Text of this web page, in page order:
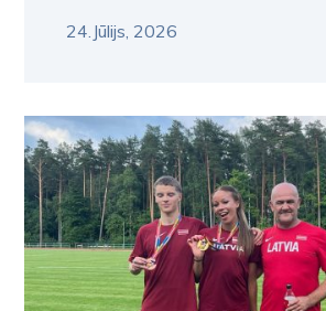
24.Jūlijs, 2026